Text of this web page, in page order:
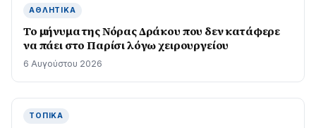
ΑΘΛΗΤΙΚΆ
Το μήνυμα της Νόρας Δράκου που δεν κατάφερε
να πάει στο Παρίσι λόγω χειρουργείου
6 Αυγούστου 2026
ΤΟΠΙΚΆ